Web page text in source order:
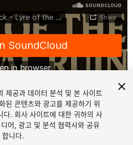
1/ 2
제공과 데이터 분석 및 본 사이트
된 콘텐츠와 광고를 제공하기 위
다. 회사 사이트에 대한 귀하의 사
어, 광고 및 분석 협력사와 공유
합니다.